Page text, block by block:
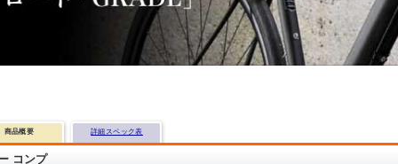
商品概要 詳細スペック表
コンプ